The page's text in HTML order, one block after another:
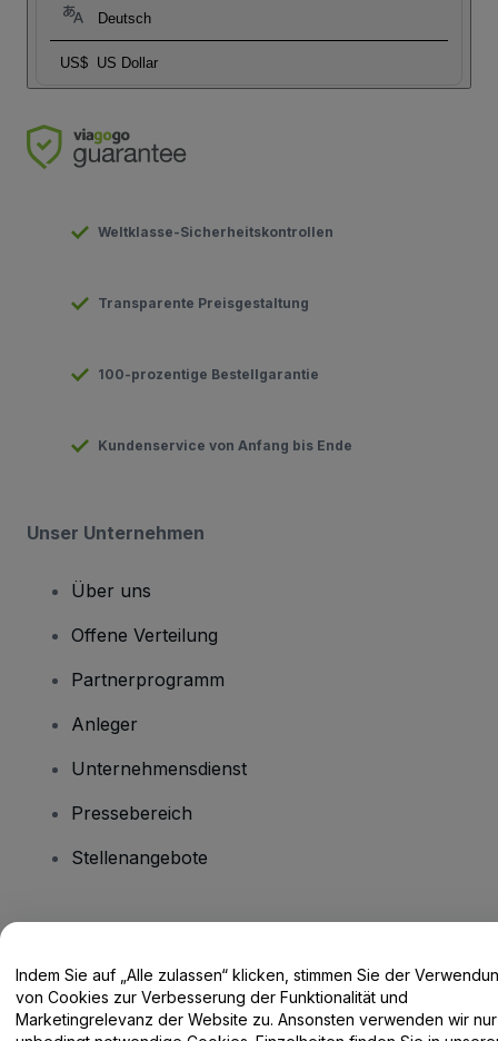
Deutsch
US$ US Dollar
Weltklasse-Sicherheitskontrollen
Transparente Preisgestaltung
100-prozentige Bestellgarantie
Kundenservice von Anfang bis Ende
Unser Unternehmen
Über uns
Offene Verteilung
Partnerprogramm
Anleger
Unternehmensdienst
Pressebereich
Stellenangebote
Hilfe-Center / Kontakt
Indem Sie auf „Alle zulassen“ klicken, stimmen Sie der
von Cookies zur Verbesserung der Funktionalität und
Marketingrelevanz der Website zu. Ansonsten verwenden wir nur